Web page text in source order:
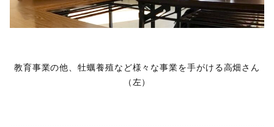
教育事業の他、牡蠣養殖など様々な事業を手がける高畑さん
（左）